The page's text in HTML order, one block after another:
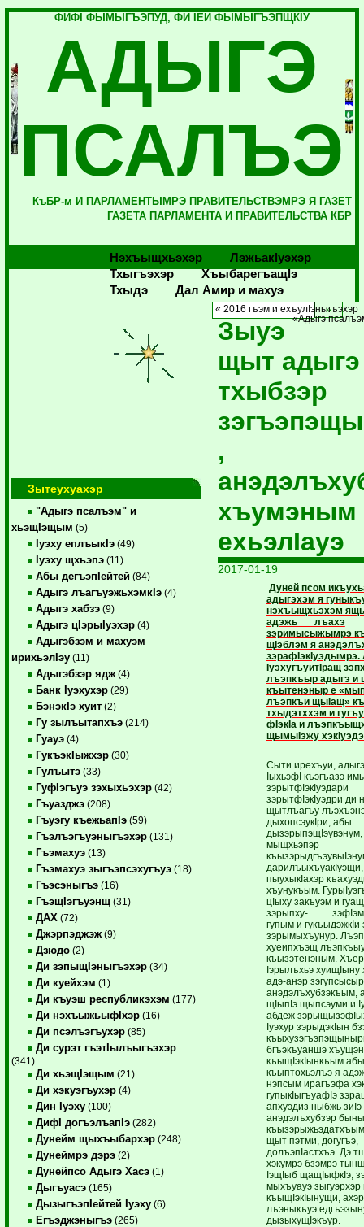
ФИФI ФЫМЫГЪЭПУД, ФИ IЕЙ ФЫМЫГЪЭПЩКIУ
АДЫГЭ
ПСАЛЪЭ
КъБР-м И ПАРЛАМЕНТЫМРЭ ПРАВИТЕЛЬСТВЭМРЭ Я ГАЗЕТ
ГАЗЕТА ПАРЛАМЕНТА И ПРАВИТЕЛЬСТВА КБР
Нэхъыщхьэхэр
Лэжьакlуэхэр
Тхыгъэхэр
Хъыбарегъащlэ
Тхыдэ
Дал Амир и махуэ
Зытеухуахэр
"Адыгэ псалъэм" и
хьэщIэщым (5)
Iуэху еплъыкIэ (49)
Iуэху щхьэпэ (11)
Абы дегъэпIейтей (84)
Адыгэ лъагъуэжьхэмкIэ (4)
Адыгэ хабзэ (9)
Адыгэ цIэрыIуэхэр (4)
Адыгэбзэм и махуэм
ирихьэлIэу (11)
Адыгэбзэр ядж (4)
Банк Iуэхухэр (29)
БэнэкIэ хуит (2)
Гу зылъытапхъэ (214)
Гуауэ (4)
ГукъэкIыжхэр (30)
Гулъытэ (33)
ГуфIэгъуэ зэхыхьэхэр (42)
Гъуазджэ (208)
Гъуэгу къежьапIэ (59)
Гъэлъэгъуэныгъэхэр (131)
Гъэмахуэ (13)
Гъэмахуэ зыгъэпсэхугъуэ (18)
Гъэсэныгъэ (16)
ГъэщIэгъуэнщ (31)
ДАХ (72)
Джэрпэджэж (9)
Дзюдо (2)
Ди зэпыщIэныгъэхэр (34)
Ди куейхэм (1)
Ди къуэш республикэхэм (177)
Ди нэхъыжьыфIхэр (16)
Ди псэлъэгъухэр (85)
Ди сурэт гъэтIылъыгъэхэр
(341)
Ди хьэщIэщым (21)
Ди хэкуэгъухэр (4)
Дин Iуэху (100)
ДифI догъэлъапIэ (282)
Дунейм щыхъыбархэр (248)
Дунеймрэ дэрэ (2)
Дунейпсо Адыгэ Хасэ (1)
Дыгъуасэ (165)
ДызыгъэпIейтей Iуэху (6)
Егъэджэныгъэ (265)
« 2016 гъэм и ехъулIэныгъэхэр
«Адыгэ
Зыуэ
щыт адыгэ
тхыбзэр
,
хъумэным
ехьэлIауэ
2017-01-19
Дуней псом
адыгэхэм я
нэхъыщхьэхэм
адэжь лъахэ
зэримысыжымрэ
щIэблэм я
зэрафIэкIуэдымрэ.
IуэхугъуитIращ
лъэпкъыр адыгэ и
къытенэныр е
лъэпкъи щыIащ»
тхыдэтххэм и
фIэкIа и
щымыIэжу
Сыти ирехъуи,
IыхьэфI къэгъазэ
зэрытфIэкIуэдари
зэрытфIэкIуэдри ди
щытлъагъу
дыхопсэукIри, абы
дызэрыпэщIэувэнум,
мыщхьэпэр
дарилъыхъуакIуэщи,
пыухыкIахэр
хъунукъым.
цIыху закъуэм и
зэрыпху-
гупым и гукъыдэжкIи
зэрымыхъунур.
хуеипхъэщ
къызэтенэным.
Iэрылъхьэ хуищIыну
адэ-анэр
анэдэлъхубзэкъым,
щIыпIэ щыпсэуми
абдеж
Iуэхур зэрыдэкIын
бгъэкъуаншэ
къыщIэкIынкъым
къыптохьэлъэ я
нэпсым ирагъэфа
гупыкIыгъуафIэ
апхуэдиз ныбжь зиIэ
анэдэлъхубзэр
щыт пэтми, догугъэ,
долъэпIастхъэ. Дэ
хэкумрэ бзэмрэ
IэщIыб щащIыфкIэ,
мыхъуауэ
къыщIэкIынущи,
лъэныкъуэ
дызыхущIэкъур.